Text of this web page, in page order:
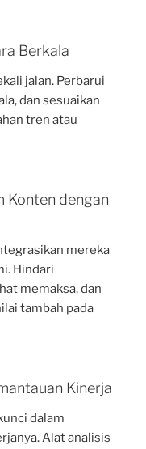
Berkala
jalan. Perbarui
dan sesuaikan
tren atau
Konten dengan
mereka
Hindari
memaksa, dan
tambah pada
Kinerja
dalam
Alat analisis